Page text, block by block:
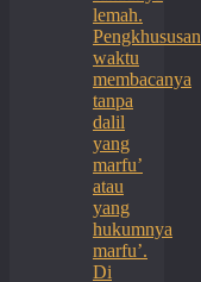
lemah.
Pengkhususan
waktu
membacanya
tanpa
dalil
yang
marfu’
atau
yang
hukumnya
marfu’.
Di